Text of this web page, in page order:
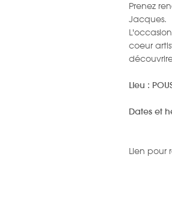
Prenez
Jacques.
coeur
Lieu :
Dates et
22
Lien pour